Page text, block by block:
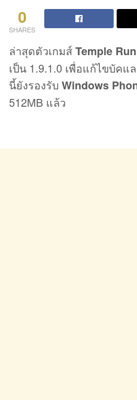
0
SHARES
ล่าสุดตัวเกมส์Temple
เป็น 1.9.1.0 เพื่อแก้ไขบัคแ
นี้ยังรองรับ Windows
512MB แล้ว